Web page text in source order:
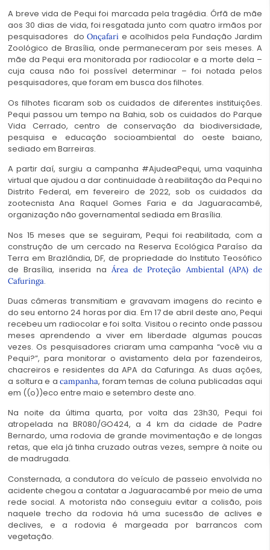
A breve vida de Pequi foi marcada pela tragédia. Órfã de mãe
aos 30 dias de vida, foi resgatada junto com quatro irmãos por
pesquisadores doOnçafari e acolhidos pela Fundação Jardim
Zoológico de Brasília, onde permaneceram por seis meses. A
mãe da Pequi era monitorada por radiocolar e a morte dela –
cuja causa não foi possível determinar – foi notada pelos
pesquisadores, que foram em busca dos filhotes.
Os filhotes ficaram sob os cuidados de diferentes instituições.
Pequi passou um tempo na Bahia, sob os cuidados do Parque
Vida Cerrado, centro de conservação da biodiversidade,
pesquisa e educação socioambiental do oeste baiano,
sediado em Barreiras.
A partir daí, surgiu a campanha #AjudeaPequi, uma vaquinha
virtual que ajudou a dar continuidade à reabilitação da Pequi no
Distrito Federal, em fevereiro de 2022, sob os cuidados da
zootecnista Ana Raquel Gomes Faria e da Jaguaracambé,
organização não governamental sediada em Brasília.
Nos 15 meses que se seguiram, Pequi foi reabilitada, com a
construção de um cercado na Reserva Ecológica Paraíso da
Terra em Brazlândia, DF, de propriedade do Instituto Teosófico
de Brasília, inserida na Área de Proteção Ambiental (APA) de
Cafuringa.
Duas câmeras transmitiam e gravavam imagens do recinto e
do seu entorno 24 horas por dia. Em 17 de abril deste ano, Pequi
recebeu um radiocolar e foi solta. Visitou o recinto onde passou
meses aprendendo a viver em liberdade algumas poucas
vezes. Os pesquisadores criaram uma campanha “você viu a
Pequi?”, para monitorar o avistamento dela por fazendeiros,
chacreiros e residentes da APA da Cafuringa. As duas ações,
a soltura e a campanha, foram temas de coluna publicadas aqui
em ((o))eco entre maio e setembro deste ano.
Na noite da última quarta, por volta das 23h30, Pequi foi
atropelada na BR080/GO424, a 4 km da cidade de Padre
Bernardo, uma rodovia de grande movimentação e de longas
retas, que ela já tinha cruzado outras vezes, sempre à noite ou
de madrugada.
Consternada, a condutora do veículo de passeio envolvida no
acidente chegou a contatar a Jaguaracambé por meio de uma
rede social. A motorista não conseguiu evitar a colisão, pois
naquele trecho da rodovia há uma sucessão de aclives e
declives, e a rodovia é margeada por barrancos com
vegetação.